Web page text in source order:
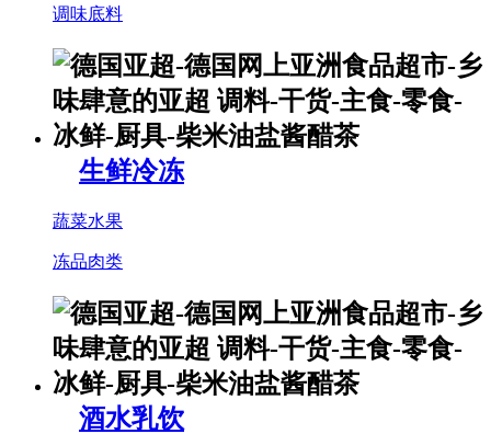
调味底料
生鲜冷冻
蔬菜水果
冻品肉类
酒水乳饮